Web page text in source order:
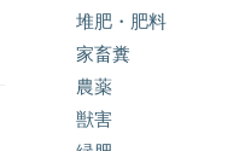
堆肥・肥料
家畜糞
農薬
獣害